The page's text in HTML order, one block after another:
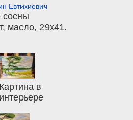
Евтихиевич
сосны
, масло, 29x41.
Картина в
интерьере